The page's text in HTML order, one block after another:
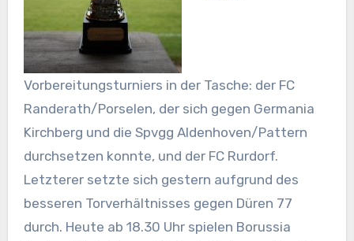
Vorbereitungsturniers in der Tasche: der FC
Randerath/Porselen, der sich gegen Germania
Kirchberg und die Spvgg Aldenhoven/Pattern
durchsetzen konnte, und der FC Rurdorf.
Letzterer setzte sich gestern aufgrund des
besseren Torverhältnisses gegen Düren 77
durch. Heute ab 18.30 Uhr spielen Borussia